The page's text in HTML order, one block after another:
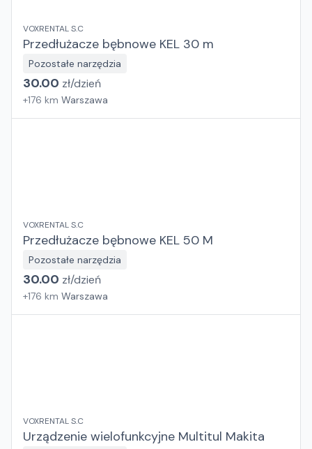
VOXRENTAL S.C
Przedłużacze bębnowe KEL 30 m
Pozostałe narzędzia
30.00 zł/dzień
+176 km Warszawa
VOXRENTAL S.C
Przedłużacze bębnowe KEL 50 M
Pozostałe narzędzia
30.00 zł/dzień
+176 km Warszawa
VOXRENTAL S.C
Urządzenie wielofunkcyjne Multitul Makita